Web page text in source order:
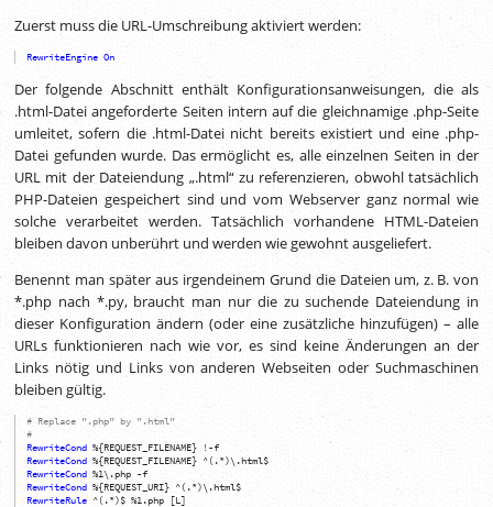
Zuerst muss die URL-Umschreibung aktiviert werden:
RewriteEngine On
Der folgende Abschnitt enthält Konfigurationsanweisungen, die als
.html-Datei angeforderte Seiten intern auf die gleichnamige .php-Seite
umleitet, sofern die .html-Datei nicht bereits existiert und eine .php-
Datei gefunden wurde. Das ermöglicht es, alle einzelnen Seiten in der
URL mit der Dateiendung „.html“ zu referenzieren, obwohl tatsächlich
PHP-Dateien gespeichert sind und vom Webserver ganz normal wie
solche verarbeitet werden. Tatsächlich vorhandene HTML-Dateien
bleiben davon unberührt und werden wie gewohnt ausgeliefert.
Benennt man später aus irgendeinem Grund die Dateien um,z. B. von
*.php nach *.py, braucht man nur die zu suchende Dateiendung in
dieser Konfiguration ändern (oder eine zusätzliche hinzufügen) – alle
URLs funktionieren nach wie vor, es sind keine Änderungen an der
Links nötig und Links von anderen Webseiten oder Suchmaschinen
bleiben gültig.
# Replace ".php" by ".html"
#
RewriteCond %{REQUEST_FILENAME} !-f
RewriteCond %{REQUEST_FILENAME} ^(.*)\.html$
RewriteCond %1\.php -f
RewriteCond %{REQUEST_URI} ^(.*)\.html$
RewriteRule ^(.*)$ %1.php [L]